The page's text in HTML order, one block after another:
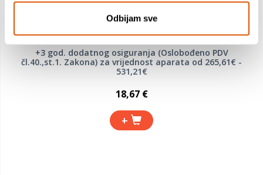
Odbijam sve
+3 god. dodatnog osiguranja (Oslobođeno PDV
čl.40.,st.1. Zakona) za vrijednost aparata od 265,61€ -
531,21€
18,67 €
+